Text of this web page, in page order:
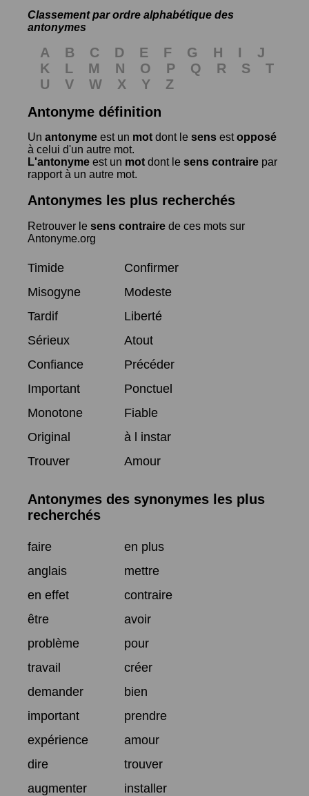
Classement par ordre alphabétique des
antonymes
A B C D E F G H I
J
K
L M N O P Q R S
T
U
V W X Y
Z
Antonyme définition
Un antonyme est un mot dont le sens estopposé
à celui d'un autre mot.
L'antonyme est un mot dont le sens contraire par
rapport à un autre mot.
Antonymes les plus recherchés
Retrouver le sens contraire de ces mots sur
Antonyme.org
Timide
Confirmer
Misogyne
Modeste
Tardif
Liberté
Sérieux
Atout
Confiance
Précéder
Important
Ponctuel
Monotone
Fiable
Original
à l instar
Trouver
Amour
Antonymes des synonymes les plus
recherchés
faire
en plus
anglais
mettre
en effet
contraire
être
avoir
problème
pour
travail
créer
demander
bien
important
prendre
expérience
amour
dire
trouver
augmenter
installer